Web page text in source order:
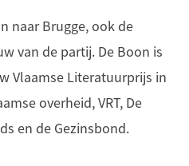
naar Brugge, ook de
van de partij. De Boon is
Vlaamse Literatuurprijs in
overheid, VRT, De
en de Gezinsbond.